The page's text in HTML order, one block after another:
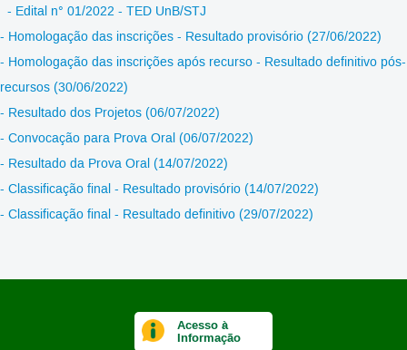
- Edital n° 01/2022 - TED UnB/STJ
- Homologação das inscrições - Resultado provisório (27/06/2022)
- Homologação das inscrições após recurso - Resultado definitivo pós-
recursos (30/06/2022)
- Resultado dos Projetos (06/07/2022)
- Convocação para Prova Oral (06/07/2022)
- Resultado da Prova Oral (14/07/2022)
- Classificação final - Resultado provisório (14/07/2022)
- Classificação final - Resultado definitivo (29/07/2022)
Acesso à
Informação